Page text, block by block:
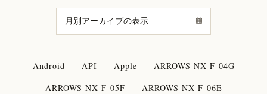
Android API Apple
ARROWS NX F-04G
ARROWS NX F-05F
ARROWS NX F-06E